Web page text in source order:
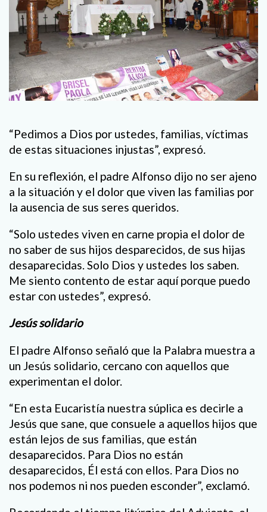
“Pedimos a Dios por ustedes, familias, víctimas
de estas situaciones injustas”, expresó.
En su reflexión, el padre Alfonso dijo no ser ajeno
a la situación y el dolor que viven las familias por
la ausencia de sus seres queridos.
“Solo ustedes viven en carne propia el dolor de
no saber de sus hijos desparecidos, de sus hijas
desaparecidas. Solo Dios y ustedes los saben.
Me siento contento de estar aquí porque puedo
estar con ustedes”, expresó.
Jesús solidario
El padre Alfonso señaló que la Palabra muestra a
un Jesús solidario, cercano con aquellos que
experimentan el dolor.
“En esta Eucaristía nuestra súplica es decirle a
Jesús que sane, que consuele a aquellos hijos que
están lejos de sus familias, que están
desaparecidos. Para Dios no están
desaparecidos, Él está con ellos. Para Dios no
nos podemos ni nos pueden esconder”, exclamó.